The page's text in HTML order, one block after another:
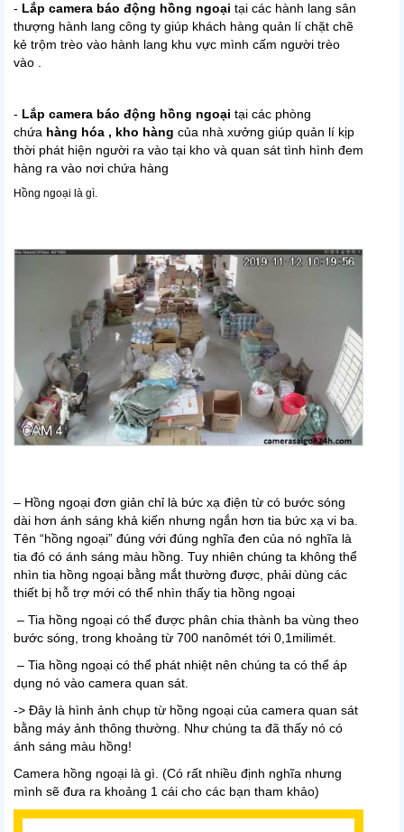
- Lắp camera báo động hồng ngoại tại các hành lang sân
thượng hành lang công ty giúp khách hàng quản lí chặt chẽ
kẻ trộm trèo vào hành lang khu vực mình cấm người trèo
vào .
- Lắp camera báo động hồng ngoại tại các phòng
chứa hàng hóa , kho hàng của nhà xưởng giúp quản lí kịp
thời phát hiện người ra vào tại kho và quan sát tình hình đem
hàng ra vào nơi chứa hàng
Hồng ngoại là gì.
– Hồng ngoại đơn giản chỉ là bức xạ điện từ có bước sóng
dài hơn ánh sáng khả kiến nhưng ngắn hơn tia bức xạ vi ba.
Tên “hồng ngoại” đúng với đúng nghĩa đen của nó nghĩa là
tia đó có ánh sáng màu hồng. Tuy nhiên chúng ta không thể
nhìn tia hồng ngoại bằng mắt thường được, phải dùng các
thiết bị hỗ trợ mới có thể nhìn thấy tia hồng ngoại
– Tia hồng ngoại có thể được phân chia thành ba vùng theo
bước sóng, trong khoảng từ 700 nanômét tới 0,1milimét.
– Tia hồng ngoại có thể phát nhiệt nên chúng ta có thể áp
dụng nó vào camera quan sát.
-> Đây là hình ảnh chụp từ hồng ngoại của camera quan sát
bằng máy ảnh thông thường. Như chúng ta đã thấy nó có
ánh sáng màu hồng!
Camera hồng ngoại là gì. (Có rất nhiều định nghĩa nhưng
mình sẽ đưa ra khoảng 1 cái cho các bạn tham khảo)